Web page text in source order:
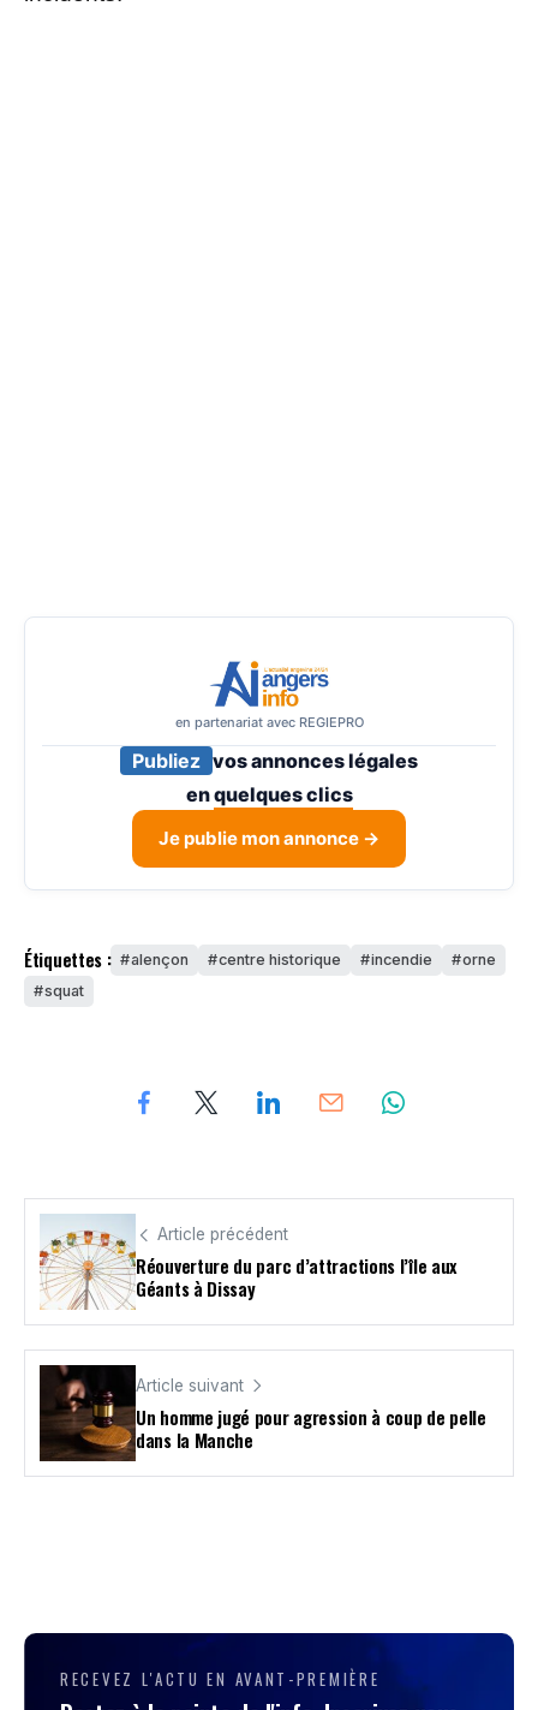
en partenariat avec REGIEPRO
Publiez vos annonces légales
enquelques clics
Je publie mon annonce →
Étiquettes : alençon centre historique incendie
orne
squat
Article précédent
Réouverture du parc d’attractions l’île aux
Géants à Dissay
Article suivant
Un homme jugé pour agression à coup de pelle
dans la Manche
RECEVEZ L'ACTU EN AVANT-PREMIÈRE